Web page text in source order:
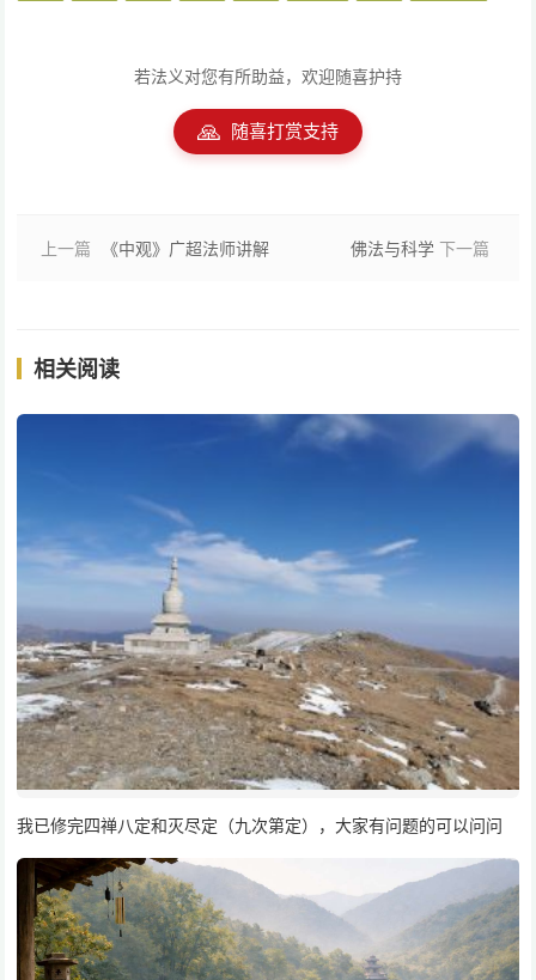
若法义对您有所助益，欢迎随喜护持
🙏 随喜打赏支持
上一篇 《中观》广超法师讲解 佛法与科学 下一篇
相关阅读
我已修完四禅八定和灭尽定（九次第定），大家有问题的可以问问